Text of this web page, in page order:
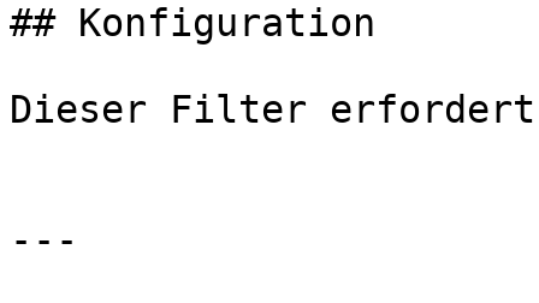
## Konfiguration
Dieser Filter
---